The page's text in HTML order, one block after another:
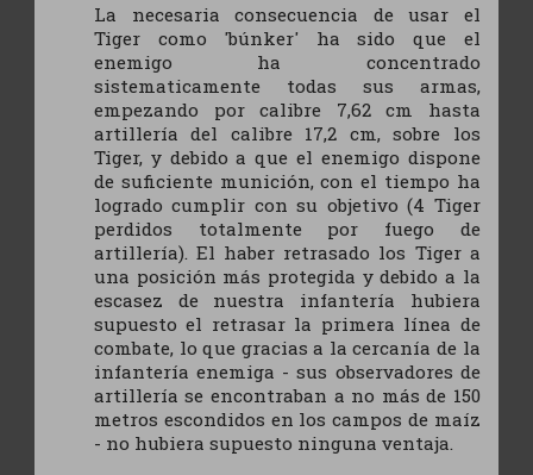
La necesaria consecuencia de usar el
Tiger como 'búnker' ha sido que el
enemigo ha concentrado
sistematicamente todas sus armas,
empezando por calibre 7,62 cm hasta
artillería del calibre 17,2 cm, sobre los
Tiger, y debido a que el enemigo dispone
de suficiente munición, con el tiempo ha
logrado cumplir con su objetivo (4 Tiger
perdidos totalmente por fuego de
artillería). El haber retrasado los Tiger a
una posición más protegida y debido a la
escasez de nuestra infantería hubiera
supuesto el retrasar la primera línea de
combate, lo que gracias a la cercanía de la
infantería enemiga - sus observadores de
artillería se encontraban a no más de 150
metros escondidos en los campos de maíz
- no hubiera supuesto ninguna ventaja.